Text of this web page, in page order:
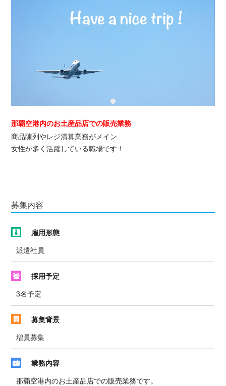
那覇空港内のお土産品店での販売業務
商品陳列やレジ清算業務がメイン
女性が多く活躍している職場です！
募集内容
雇用形態
派遣社員
採用予定
3名予定
募集背景
増員募集
業務内容
那覇空港内のお土産品店での販売業務です。